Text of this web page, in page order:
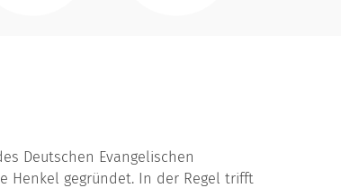
Deutschen Evangelischen
Henkel gegründet. In der Regel trifft